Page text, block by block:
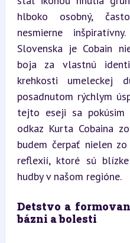
hlboko osobný,
nesmierne
Slovenska je Cobain
boja za vlastnú
krehkosti umeleckej
posadnutom rýchlym
tejto eseji sa
odkaz Kurta Cobaina
budem čerpať nielen
reflexií, ktoré sú
hudby v našom regióne.
Detstvo a
bázni a bolesti